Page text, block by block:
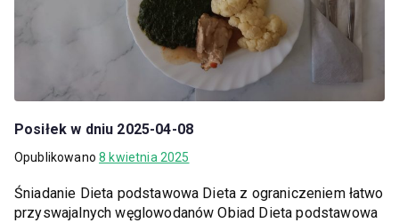
Posiłek w dniu 2025-04-08
Opublikowano8 kwietnia 2025
Śniadanie Dieta podstawowa Dieta z ograniczeniem łatwo
przyswajalnych węglowodanów Obiad Dieta podstawowa